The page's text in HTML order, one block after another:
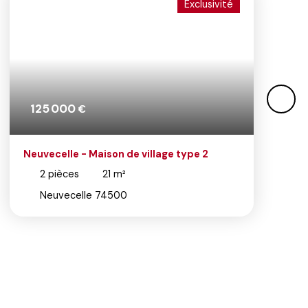
125 000€
Exclusivité
Neuvecelle - Maison de village type 2
2 pièces 21 m²
Neuvecelle 74500